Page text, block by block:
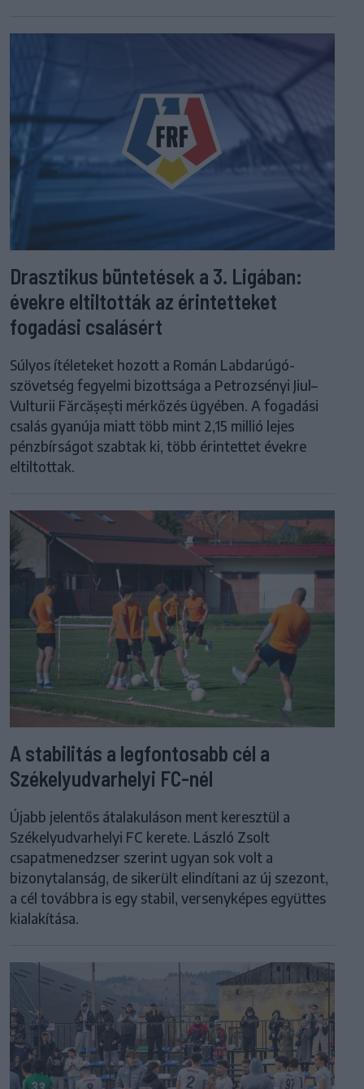
Drasztikus büntetések a 3. Ligában:
évekre eltiltották az érintetteket
fogadási csalásért
Súlyos ítéleteket hozott a Román Labdarúgó-
szövetség fegyelmi bizottsága a Petrozsényi Jiul–
Vulturii Fărcășești mérkőzés ügyében. A fogadási
csalás gyanúja miatt több mint 2,15 millió lejes
pénzbírságot szabtak ki, több érintettet évekre
eltiltottak.
A stabilitás a legfontosabb cél a
Székelyudvarhelyi FC-nél
Újabb jelentős átalakuláson ment keresztül a
Székelyudvarhelyi FC kerete. László Zsolt
csapatmenedzser szerint ugyan sok volt a
bizonytalanság, de sikerült elindítani az új szezont,
a cél továbbra is egy stabil, versenyképes együttes
kialakítása.